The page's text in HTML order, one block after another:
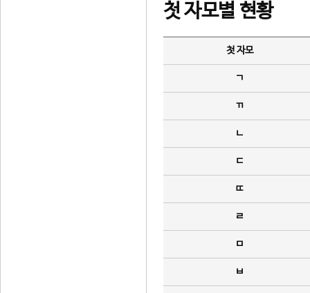
첫 자모별 현황
첫 자모
ㄱ
ㄲ
ㄴ
ㄷ
ㄸ
ㄹ
ㅁ
ㅂ